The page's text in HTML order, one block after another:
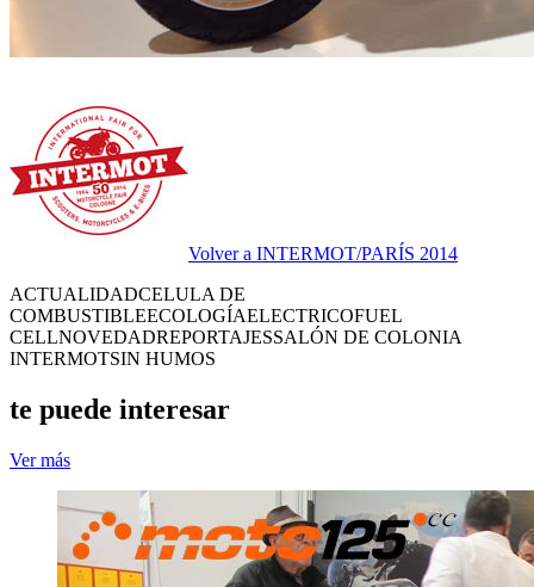
Volver a INTERMOT/PARÍS 2014
ACTUALIDADCELULA DE
COMBUSTIBLEECOLOGÍAELECTRICOFUEL
CELLNOVEDADREPORTAJESSALÓN DE COLONIA
INTERMOTSIN HUMOS
te puede interesar
Ver más